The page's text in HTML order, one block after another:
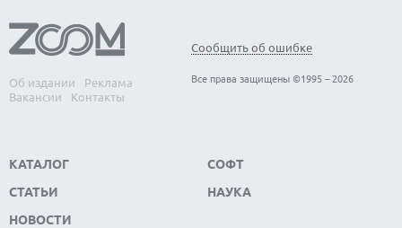
Об издании
Реклама
Вакансии
Контакты
Сообщить об ошибке
Все права защищены ©1995 – 2026
КАТАЛОГ
СТАТЬИ
НОВОСТИ
СОФТ
НАУКА